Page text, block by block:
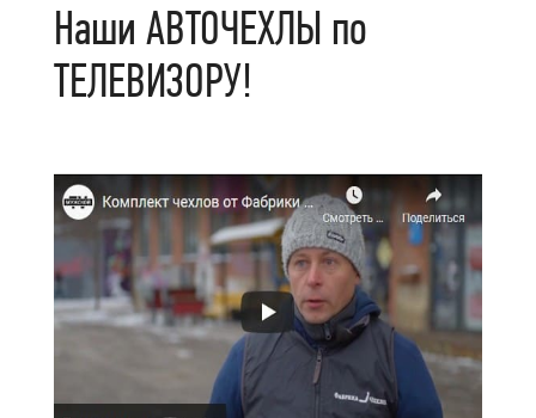
Наши АВТОЧЕХЛЫ по
ТЕЛЕВИЗОРУ!